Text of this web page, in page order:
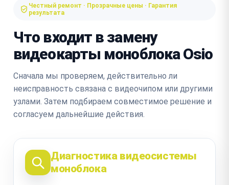
Честный ремонт · Прозрачные цены · Гарантия
результата
Что входит в замену
видеокарты моноблока Osio
Сначала мы проверяем, действительно ли
неисправность связана с видеочипом или другими
узлами. Затем подбираем совместимое решение и
согласуем дальнейшие действия.
Диагностика видеосистемы
моноблока